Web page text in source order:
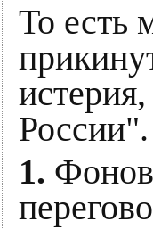
То есть
России".
1.